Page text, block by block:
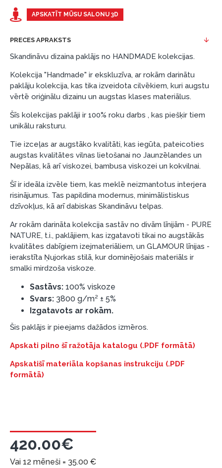
Ar ESTO iegūstiet bezprocentu līzinga vai nomaksas
priekšrocības bez pirmās iemaksas un ar nomaksas
Piemērs: Preces cena 300 €, termiņš: 12 mēneši,
pirmā iemaksa: 0 €, ikmēneša maksājums: 25 €,
kopējā pārmaksa: 0 €.
Līzingu un nomaksu varat noformēt arī apmeklējot mūsu
salonu Dārzciema ielā 91, Rīga, Latvija.
Dokumentu prasības:
ESTO LV AS (Dokumentu noformēšanai
nepieciešams Smart-ID, eParaksts eID, eParaksts
eID mobile, ESTO konts vai banka Swedbank,
Līguma nosacījumi:
Līzinga līgumu drīkst parakstīt tikai tā persona,
kura ir norādīta kredīta saņemšanas līgumā.
Papildu informācija:
Pirms kredīta noformēšanas, lūdzam iepazīties ar
preču piegādes noteikumiem
garantijas un atgriesanas noteikumiem
Finansiālā atbildība:
Aicinām aizņemties atbildīgi! Pirms aizņemties,
APSKATĪT MŪSU SALONU 3D
PRECES APRAKSTS
Skandināvu dizaina paklājs no HANDMADE kolekcijas.
Kolekcija "Handmade" ir ekskluzīva, ar rokām darinātu
paklāju kolekcija, kas tika izveidota cilvēkiem, kuri augstu
vērtē oriģinālu dizainu un augstas klases materiālus.
Šīs kolekcijas paklāji ir 100% roku darbs , kas piešķir tiem
unikālu raksturu.
Tie izceļas ar augstāko kvalitāti, kas iegūta, pateicoties
augstas kvalitātes vilnas lietošanai no Jaunzēlandes un
Nepālas, kā arī viskozei, bambusa viskozei un kokvilnai.
Šī ir ideāla izvēle tiem, kas meklē neizmantotus interjera
risinājumus. Tas papildina modernus, minimālistiskus
dzīvokļus, kā arī dabiskas Skandināvu telpas.
Ar rokām darināta kolekcija sastāv no divām līnijām - PURE
NATURE, t.i., paklājiem, kas izgatavoti tikai no augstākās
kvalitātes dabīgiem izejmateriāliem, un GLAMOUR līnijas -
ierakstīta Ņujorkas stilā, kur dominējošais materiāls ir
smalki mirdzoša viskoze.
Sastāvs: 100% viskoze
Svars: 3800 g/m² ± 5%
Izgatavots ar rokām.
Šis paklājs ir pieejams dažādos izmēros.
Apskati pilno šī ražotāja katalogu (.PDF formātā)
Apskatišī materiāla kopšanas instrukciju (.PDF
formātā)
420.00€
Vai 12 mēneši = 35.00 €